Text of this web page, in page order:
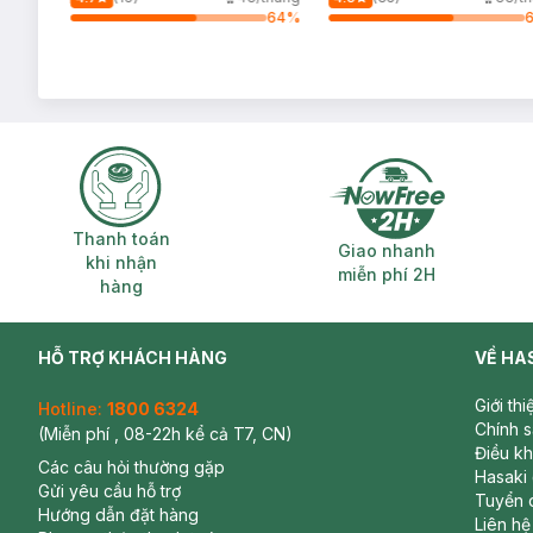
64%
Thanh toán khi nhận hàng
Thanh toán
khi nhận
hàng
Giao nhanh
Giao nhanh
miễn phí 2H
HỖ TRỢ KHÁCH HÀNG
Hotline: 1800 6324
(Miễn phí , 08-22h kể cả T7, CN)
Các câu hỏi thường gặp
Gửi yêu cầu hỗ trợ
Hướng dẫn đặt hàng
VỀ
Giới
Chính
Điều
Hasaki
Tuyển
Liên hệ